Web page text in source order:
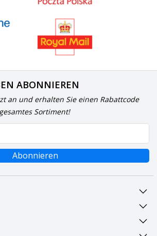
ABONNIEREN
an und erhalten Sie einen Rabattcode
Sortiment!
Abonnieren